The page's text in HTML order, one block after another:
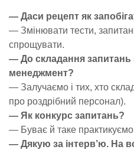
— Даси рецепт як
— Змінювати тести,
спрощувати.
— До складання запитань
менеджмент?
— Залучаємо і тих, хто
про роздрібний персонал).
— Як конкурс запитань?
— Буває й таке
— Дякую за інтерв’ю. На